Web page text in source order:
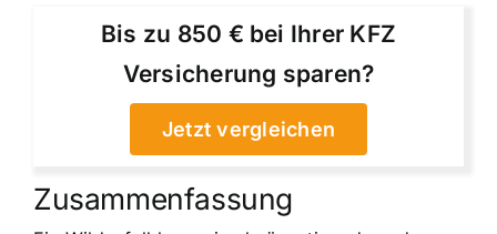
Bis zu 850 € bei Ihrer KFZ
Versicherung sparen?
Jetzt vergleichen
Zusammenfassung